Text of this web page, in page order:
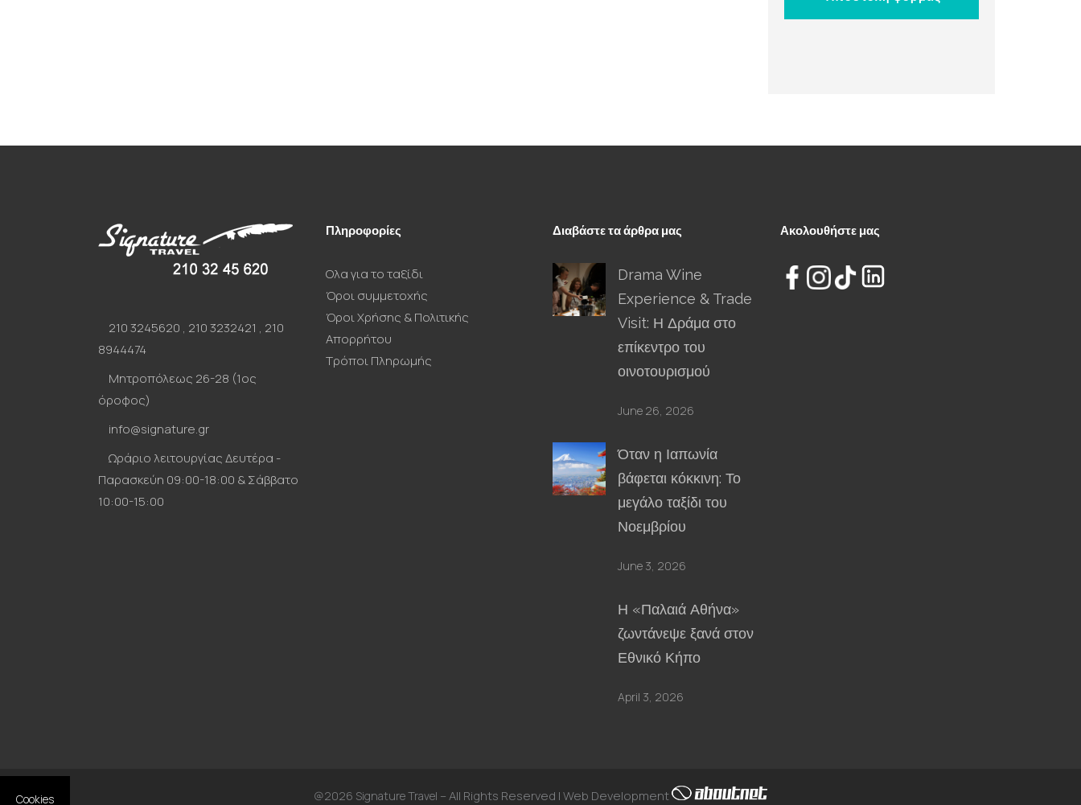
Cookies
210 3245620 , 210 3232421 , 210
8944474
Μητροπόλεως 26-28 (1ος
όροφος)
info@signature.gr
Ωράριο λειτουργίας Δευτέρα -
Παρασκεύη 09:00-18:00 & Σάββατο
10:00-15:00
Πληροφορίες
Ολα για το ταξίδι
Όροι συμμετοχής
Όροι Χρήσης & Πολιτικής
Απορρήτου
Τρόποι Πληρωμής
Διαβάστε τα άρθρα μας
Drama Wine
Experience & Trade
Visit: Η Δράμα στο
επίκεντρο του
οινοτουρισμού
June 26, 2026
Όταν η Ιαπωνία
βάφεται κόκκινη: Το
μεγάλο ταξίδι του
Νοεμβρίου
June 3, 2026
Η «Παλαιά Αθήνα»
ζωντάνεψε ξανά στον
Εθνικό Κήπο
April 3, 2026
Ακολουθήστε μας
@2026 Signature Travel – All Rights Reserved | Web Development